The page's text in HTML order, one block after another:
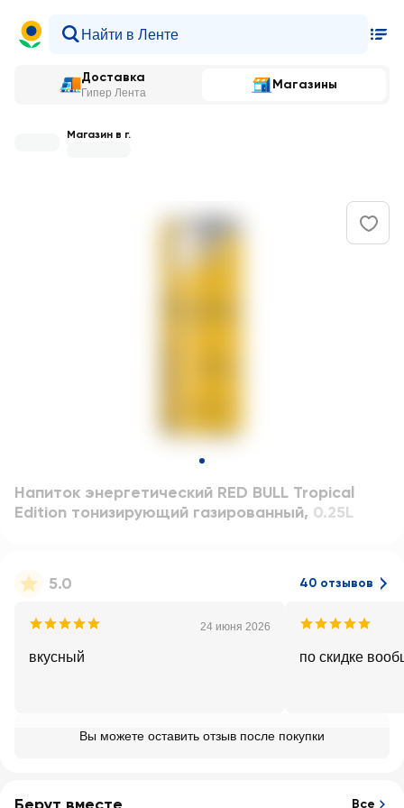
Доставка
Гипер Лента
Магазины
Магазин в г.
Напиток энергетический RED BULL Tropical
Edition тонизирующий газированный, 0.25L
5.0 40 отзывов
24 июня 2026
вкусный по скидке
Вы можете оставить отзыв после покупки
Все